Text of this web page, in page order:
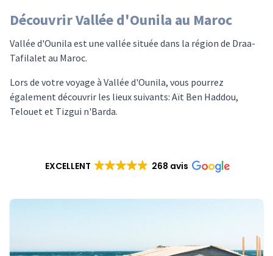
Découvrir Vallée d'Ounila au Maroc
Vallée d'Ounila est une vallée située dans la région de Draa-
Tafilalet au Maroc.
Lors de votre voyage à Vallée d'Ounila, vous pourrez
également découvrir les lieux suivants: Aït Ben Haddou,
Telouet et Tizgui n'Barda.
EXCELLENT 268 avis